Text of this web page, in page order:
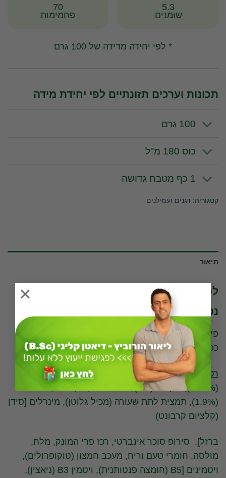
×
5.3
שומנים
70
פחמימות
* לפי יחידה מדידה של 100 גרם
תכונות וערכים תזונתיים לפי יחידת מידה
100 גרם
כוס 180 מ"ל
1 כף מטבח גדושה
קטגוריה: דגנים ועמילנים
תיאור
לפניכם ערך תזונתי של פיטנס שקדים ודבש,
נסטלה
כפיות סוכר: 2 כפיות סוכר
רכיבים:
חיטה מלאה ( 56.4%) (מכיל גלוטן), אורז
(1.9%), תמצית לתת שעורה (מכיל גלוטן), מינרלים [סידן
(קלציום קרבונט)
ברזל], סירופ סוכר אינברטי, רכז פרי המונק, מלח,
מולסה, חומרי טעם וריח, מעכב חמצון (טוקופרולים),
ויטמינים [B5 (חומצה פנטותנית), ויטמין B3 (ניאצין),